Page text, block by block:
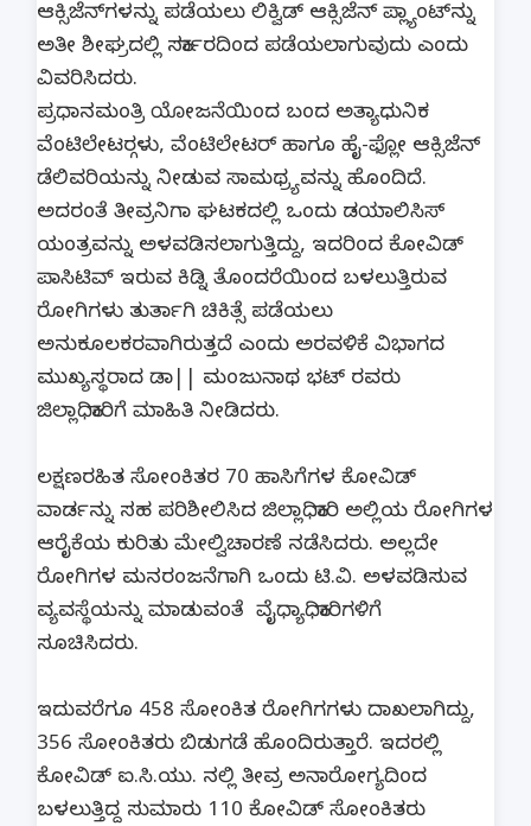
ಆಕ್ಸಿಜೆನ್‍ಗಳನ್ನು ಪಡೆಯಲು ಲಿಕ್ವಿಡ್ ಆಕ್ಸಿಜೆನ್ ಪ್ಲ್ಯಾಂಟ್‍ನ್ನು
ಅತೀ ಶೀಘ್ರದಲ್ಲಿ ಸರ್ಕಾರದಿಂದ ಪಡೆಯಲಾಗುವುದು ಎಂದು
ವಿವರಿಸಿದರು.
ಪ್ರಧಾನಮಂತ್ರಿ ಯೋಜನೆಯಿಂದ ಬಂದ ಅತ್ಯಾಧುನಿಕ
ವೆಂಟಿಲೇಟರ್‍ಗಳು, ವೆಂಟಿಲೇಟರ್ ಹಾಗೂ ಹೈ-ಫ್ಲೋ ಆಕ್ಸಿಜೆನ್
ಡೆಲಿವರಿಯನ್ನು ನೀಡುವ ಸಾಮಥ್ರ್ಯವನ್ನು ಹೊಂದಿದೆ.
ಅದರಂತೆ ತೀವ್ರನಿಗಾ ಘಟಕದಲ್ಲಿ ಒಂದು ಡಯಾಲಿಸಿಸ್
ಯಂತ್ರವನ್ನು ಅಳವಡಿಸಲಾಗುತ್ತಿದ್ದು, ಇದರಿಂದ ಕೋವಿಡ್
ಪಾಸಿಟಿವ್ ಇರುವ ಕಿಡ್ನಿ ತೊಂದರೆಯಿಂದ ಬಳಲುತ್ತಿರುವ
ರೋಗಿಗಳು ತುರ್ತಾಗಿ ಚಿಕಿತ್ಸೆ ಪಡೆಯಲು
ಅನುಕೂಲಕರವಾಗಿರುತ್ತದೆ ಎಂದು ಅರವಳಿಕೆ ವಿಭಾಗದ
ಮುಖ್ಯಸ್ಥರಾದ ಡಾ|| ಮಂಜುನಾಥ ಭಟ್ ರವರು
ಜಿಲ್ಲಾಧಿಕಾರಿಗೆ ಮಾಹಿತಿ ನೀಡಿದರು.
ಲಕ್ಷಣರಹಿತ ಸೋಂಕಿತರ 70 ಹಾಸಿಗೆಗಳ ಕೋವಿಡ್
ವಾರ್ಡನ್ನು ಸಹ ಪರಿಶೀಲಿಸಿದ ಜಿಲ್ಲಾಧಿಕಾರಿ ಅಲ್ಲಿಯ ರೋಗಿಗಳ
ಆರೈಕೆಯ ಕುರಿತು ಮೇಲ್ವಿಚಾರಣೆ ನಡೆಸಿದರು. ಅಲ್ಲದೇ
ರೋಗಿಗಳ ಮನರಂಜನೆಗಾಗಿ ಒಂದು ಟಿ.ವಿ. ಅಳವಡಿಸುವ
ವ್ಯವಸ್ಥೆಯನ್ನು ಮಾಡುವಂತೆ ವೈಧ್ಯಾಧಿಕಾರಿಗಳಿಗೆ
ಸೂಚಿಸಿದರು.
ಇದುವರೆಗೂ 458 ಸೋಂಕಿತ ರೋಗಿಗಗಳು ದಾಖಲಾಗಿದ್ದು,
356 ಸೋಂಕಿತರು ಬಿಡುಗಡೆ ಹೊಂದಿರುತ್ತಾರೆ. ಇದರಲ್ಲಿ
ಕೋವಿಡ್ ಐ.ಸಿ.ಯು. ನಲ್ಲಿ ತೀವ್ರ ಅನಾರೋಗ್ಯದಿಂದ
ಬಳಲುತ್ತಿದ್ದ ಸುಮಾರು 110 ಕೋವಿಡ್ ಸೋಂಕಿತರು